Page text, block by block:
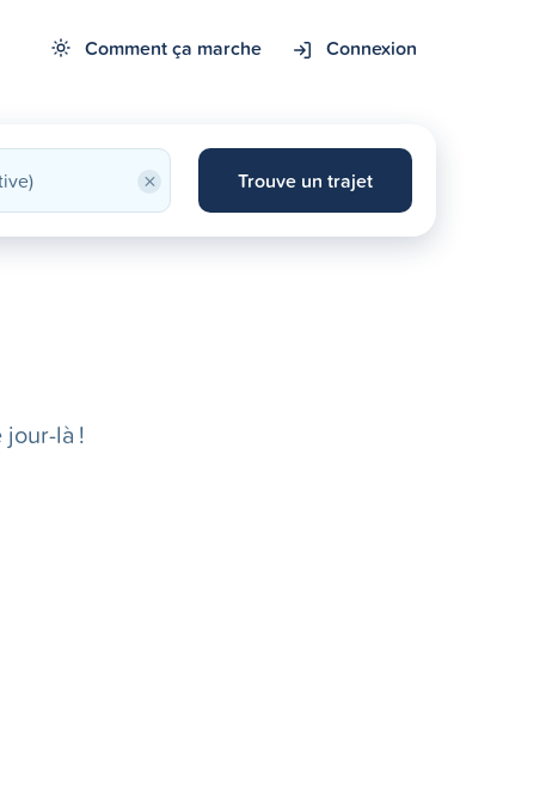
Comment ça marche Connexion
× Trouve un trajet
là !